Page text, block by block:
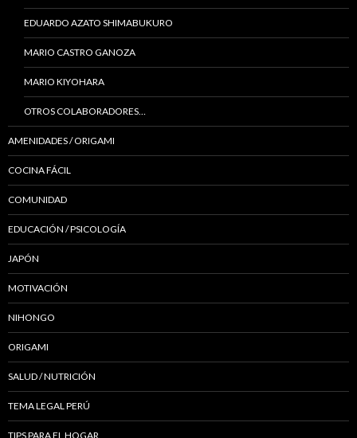
EDUARDO AZATO SHIMABUKURO
MARIO CASTRO GANOZA
MARIO KIYOHARA
OTROS COLABORADORES…
AMENIDADES / ORIGAMI
COCINA FÁCIL
COMUNIDAD
EDUCACIÓN / PSICOLOGÍA
JAPÓN
MOTIVACIÓN
NIHONGO
ORIGAMI
SALUD / NUTRICIÓN
TEMA LEGAL PERÚ
TIPS PARA EL HOGAR